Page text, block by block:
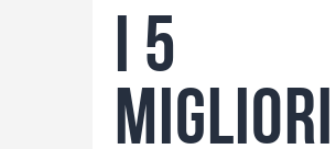
Lo Sapevi Che
Fantacalcio
I consigli di Giulia
I 5
migliori